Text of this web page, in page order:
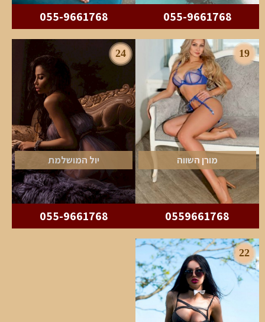
055-9661768
055-9661768
19
מורן השווה
0559661768
24
יול המושלמת
055-9661768
22